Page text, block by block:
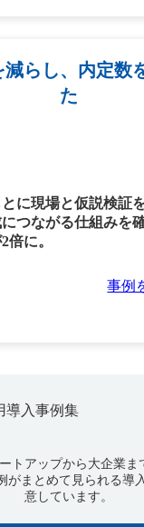
減らし、内定数
た
に現場と仮説検証
つながる仕組みを
倍に。
事例
トアップから大企業ま
がまとめて見られる導
意しています。